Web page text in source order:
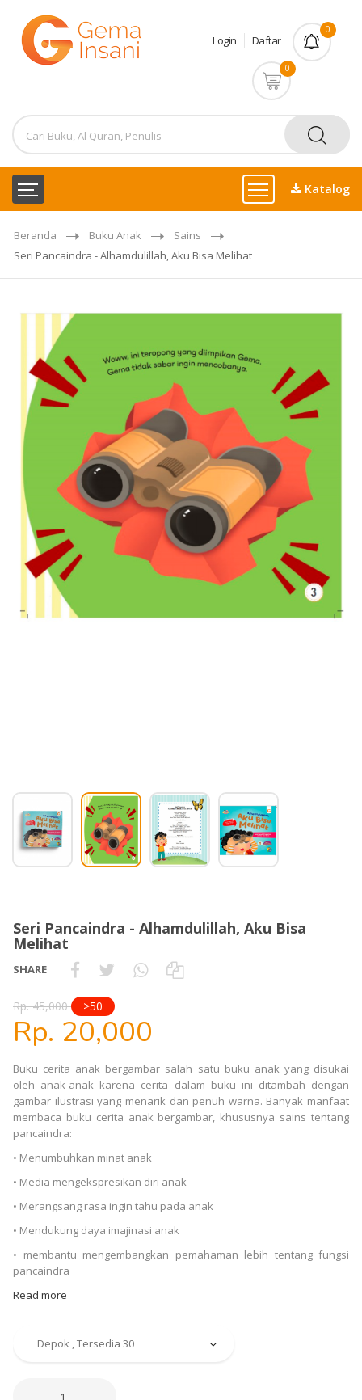
Login Daftar
0
0
Katalog
Beranda Buku Anak
Sains
Seri Pancaindra - Alhamdulillah, Aku Bisa Melihat
Seri Pancaindra - Alhamdulillah, Aku Bisa
Melihat
SHARE
Rp. 45,000 >50
Rp. 20,000
Buku cerita anak bergambar salah satu buku anak yang disukai
oleh anak-anak karena cerita dalam buku ini ditambah dengan
gambar ilustrasi yang menarik dan penuh warna. Banyak manfaat
membaca buku cerita anak bergambar, khususnya sains tentang
pancaindra:
• Menumbuhkan minat anak
• Media mengekspresikan diri anak
• Merangsang rasa ingin tahu pada anak
• Mendukung daya imajinasi anak
• membantu mengembangkan pemahaman lebih tentang fungsi
pancaindra
Read more